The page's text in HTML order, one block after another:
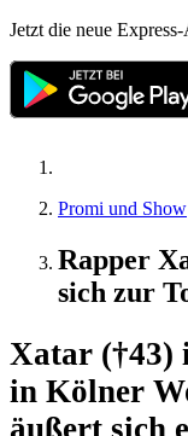
Jetzt die neue
Promi und Show
Rapper
sich zur
Xatar (†43)
in Kölner